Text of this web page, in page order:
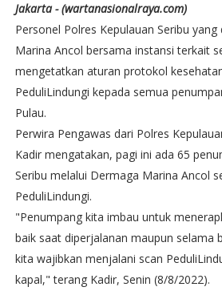
Jakarta - (wartanasionalraya.com)
Personel Polres Kepulauan Seribu
Marina Ancol bersama instansi terkait
mengetatkan aturan protokol
PeduliLindungi kepada semua
Pulau.
Perwira Pengawas dari Polres
Kadir mengatakan, pagi ini ada 65
Seribu melalui Dermaga Marina Ancol
PeduliLindungi.
"Penumpang kita imbau untuk
baik saat diperjalanan maupun selama
kita wajibkan menjalani scan
kapal," terang Kadir, Senin (8/8/2022).